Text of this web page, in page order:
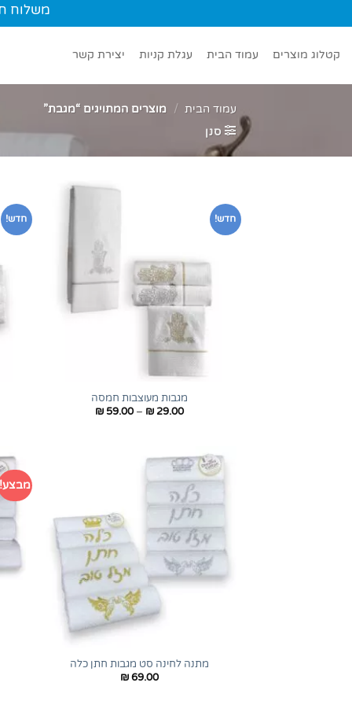
to
משלוח חינם עד
קטלוג מוצרים עמוד הבית עגלת קניות יצירת קשר
עמוד הבית /
מוצרים המתויגים “מגבת”
סנן
חדש!
מגבות מעוצבות חמסה
₪ 29.00
–
₪ 59.00 טווח
חדש!
מתנה לחינה סט מגבות חתן כלה
₪69.00
מבצע!